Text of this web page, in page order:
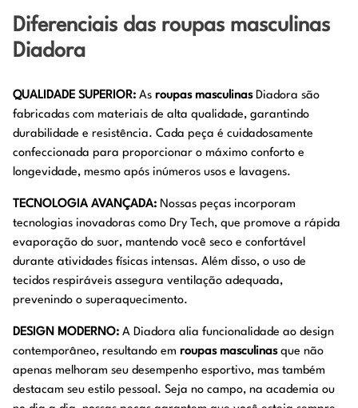
Diferenciais das roupas masculinas
Diadora
QUALIDADE SUPERIOR: As roupas masculinasDiadora são
fabricadas com materiais de alta qualidade, garantindo
durabilidade e resistência. Cada peça é cuidadosamente
confeccionada para proporcionar o máximo conforto e
longevidade, mesmo após inúmeros usos e lavagens.
TECNOLOGIA AVANÇADA: Nossas peças incorporam
tecnologias inovadoras como Dry Tech, que promove a rápida
evaporação do suor, mantendo você seco e confortável
durante atividades físicas intensas. Além disso, o uso de
tecidos respiráveis assegura ventilação adequada,
prevenindo o superaquecimento.
DESIGN MODERNO: A Diadora alia funcionalidade ao design
contemporâneo, resultando em roupas masculinasque não
apenas melhoram seu desempenho esportivo, mas também
destacam seu estilo pessoal. Seja no campo, na academia ou